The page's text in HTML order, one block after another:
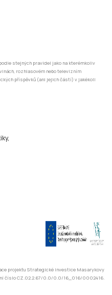
stejných pravidel jako na kterémkoliv
rozhlasovém nebo televizním
příspěvků (ani jejich částí) v jakékoli
projektu Strategické investice Masarykovy
číslo CZ.02.2.67/0.0/0.0/16_016/0002416.